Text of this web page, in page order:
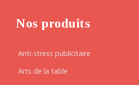
Nos produits
Anti-stress publicitaire
Arts de la table